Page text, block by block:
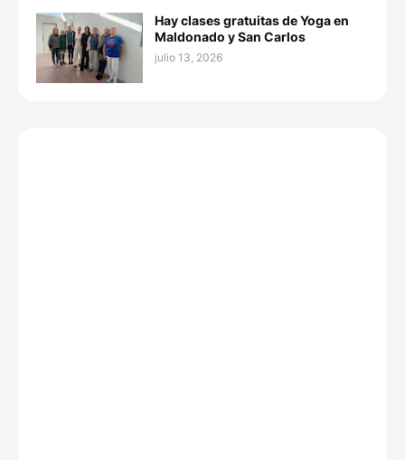
Hay clases gratuitas de Yoga en
Maldonado y San Carlos
julio 13, 2026